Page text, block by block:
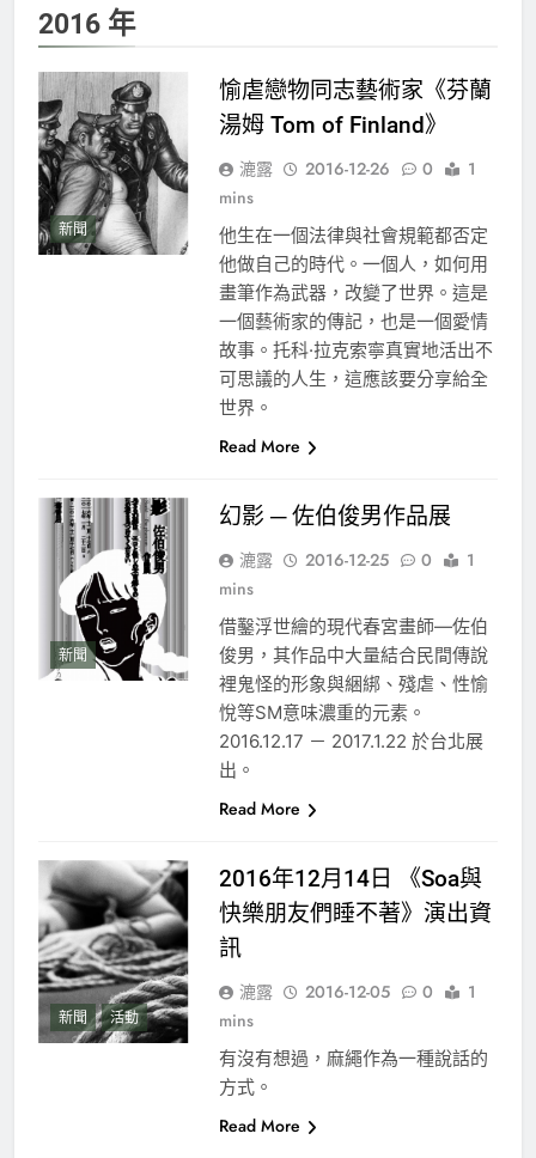
2016 年
新聞
愉虐戀物同志藝術家《芬蘭
湯姆 Tom of Finland》
漉露 2016-12-26 0
1
mins
他生在一個法律與社會規範都否定
他做自己的時代。一個人，如何用
畫筆作為武器，改變了世界。這是
一個藝術家的傳記，也是一個愛情
故事。托科·拉克索寧真實地活出不
可思議的人生，這應該要分享給全
世界。
Read More
新聞
幻影 ─ 佐伯俊男作品展
漉露 2016-12-25 0
1
mins
借鑿浮世繪的現代春宮畫師—佐伯
俊男，其作品中大量結合民間傳說
裡鬼怪的形象與綑綁、殘虐、性愉
悅等SM意味濃重的元素。
2016.12.17 － 2017.1.22 於台北展
出。
Read More
新聞 活動
2016年12月14日 《Soa與
快樂朋友們睡不著》演出資
訊
漉露 2016-12-05 0
1
mins
有沒有想過，麻繩作為一種說話的
方式。
Read More